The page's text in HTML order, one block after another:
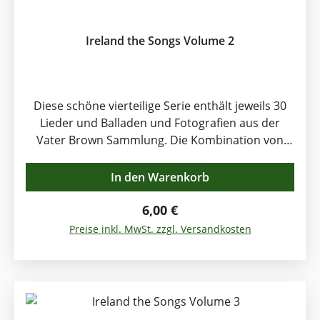
Ireland the Songs Volume 2
Diese schöne vierteilige Serie enthält jeweils 30
Lieder und Balladen und Fotografien aus der
Vater Brown Sammlung. Die Kombination von
an ungewöhnliche Zeiten der irischen Geschichte.
Band 2 enthält folgende Titel: A Place in the Choir,
Triangle, The Patriot Game, Sally Gardens, The
many more. 64 Seiten lang.
Regulärer Preis:
6,00 €
Preise inkl. MwSt. zzgl. Versandkosten
In den Warenkorb